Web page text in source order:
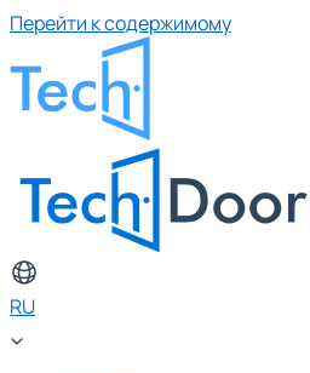
Перейти к содержимому
RU